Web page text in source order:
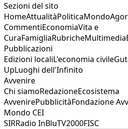
Sezioni del sito
HomeAttualitàPoliticaMondo
CommentiEconomiaVita e
CuraFamigliaRubricheMultimedia
Pubblicazioni
Edizioni localiL'economia civile
UpLuoghi dell'Infinito
Avvenire
Chi siamoRedazioneEcosistema
AvvenirePubblicitàFondazione
Mondo CEI
SIRRadio InBluTV2000FISC